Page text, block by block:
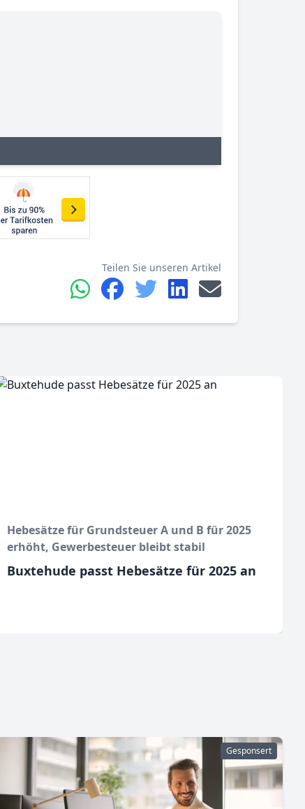
Teilen Sie unseren Artikel
Hebesätze für Grundsteuer A und B für 2025
erhöht, Gewerbesteuer bleibt stabil
Buxtehude passt Hebesätze für 2025 an
Gesponsert